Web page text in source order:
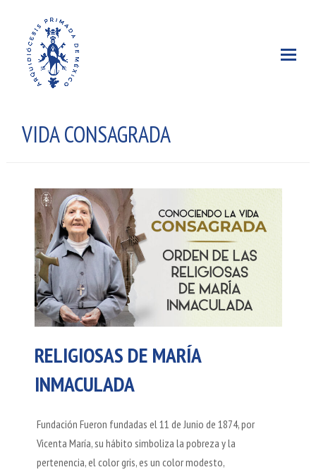
VIDA CONSAGRADA
RELIGIOSAS DE MARÍA
INMACULADA
Fundación Fueron fundadas el 11 de Junio de 1874, por
Vicenta María, su hábito simboliza la pobreza y la
pertenencia, el color gris, es un color modesto,